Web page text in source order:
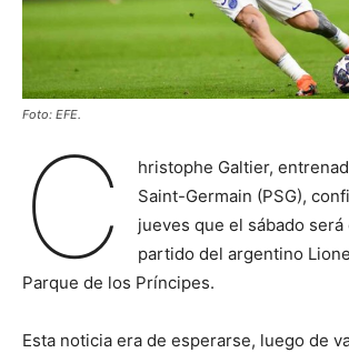
Foto: EFE.
C
hristophe Galtier,
Saint-Germain (PSG),
jueves que el sábado
partido del argentino
Parque de los Príncipes.
Esta noticia era de esperarse, luego de